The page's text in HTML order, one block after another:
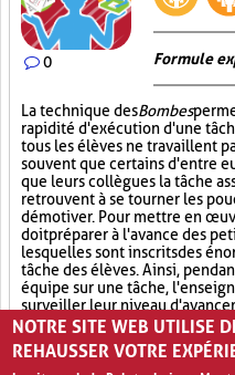
0 Formule
La technique desBombes
rapidité d'exécution d'une
tous les élèves ne travaillent
souvent que certains d'entre
que leurs collègues la tâche
retrouvent à se tourner les
démotiver. Pour mettre en
doit préparer à l'avance des
lesquelles sont inscrits des
tâche des élèves. Ainsi,
équipe sur une tâche,
surveiller leur niveau
groupe a presque terminé la
lancer uneBombe, laquelle
présentant un défi
NOTRE SITE WEB UTILISE
REHAUSSER VOTRE